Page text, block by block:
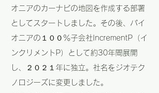
オニアのカーナビの地図を作成する部署
としてスタートしました。その後、パイ
オニアの１００％子会社IncrementP（イ
ンクリメントP）として約30年間展開
し、２０２１年に独立。社名をジオテク
ノロジーズに変更しました。